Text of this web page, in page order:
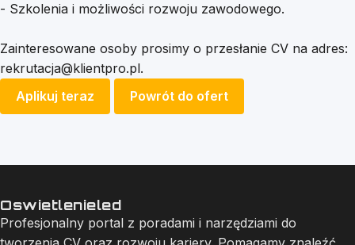
- Szkolenia i możliwości rozwoju zawodowego.
Zainteresowane osoby prosimy o przesłanie CV na adres:
rekrutacja@klientpro.pl.
Aplikuj teraz
Powrót do ofert
Oswietlenieled
Profesjonalny portal z poradami i narzędziami do